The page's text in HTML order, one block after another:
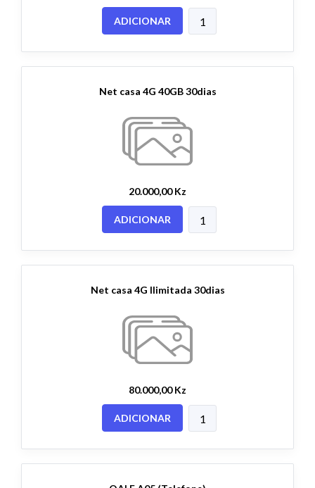
ADICIONAR
Net casa 4G 40GB 30dias
20.000,00 Kz
ADICIONAR
Net casa 4G Ilimitada 30dias
80.000,00 Kz
ADICIONAR